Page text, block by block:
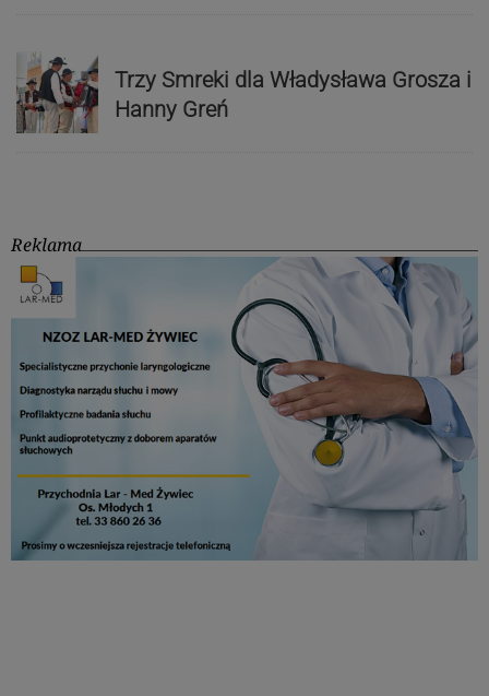
Trzy Smreki dla Władysława Grosza i
Hanny Greń
Reklama